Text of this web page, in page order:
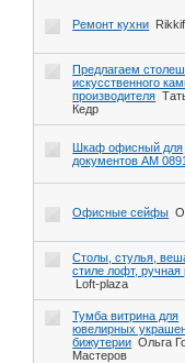
Ремонт кухни Rikkif
Предлагаем
искусственного
производителя
Кедр
Шкаф офисный для
документов AM 0891
Офисные сейфы
Столы, стулья,
стиле лофт, ручная
Loft-plaza
Тумба витрина для
ювелирных
бижутерии Ольга
Мастеров